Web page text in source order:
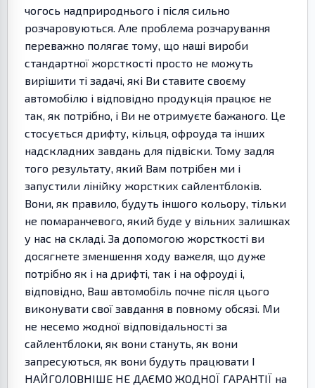
чогось надприроднього і після сильно
розчаровуються. Але проблема розчарування
переважно полягає тому, що наші вироби
стандартної жорсткості просто не можуть
вирішити ті задачі, які Ви ставите своєму
автомобілю і відповідно продукція працює не
так, як потрібно, і Ви не отримуєте бажаного. Це
стосується дрифту, кільця, офроуда та інших
надскладних завдань для підвіски. Тому задля
того результату, який Вам потрібен ми і
запустили лінійку жорстких сайлентблоків.
Вони, як правило, будуть іншого кольору, тільки
не помаранчевого, який буде у вільних залишках
у нас на складі. За допомогою жорсткості ви
досягнете зменшення ходу важеля, що дуже
потрібно як і на дрифті, так і на офроуді і,
відповідно, Ваш автомобіль почне після цього
виконувати свої завдання в повному обсязі. Ми
не несемо жодної відповідальності за
сайлентблоки, як вони стануть, як вони
запресуються, як вони будуть працювати І
НАЙГОЛОВНІШЕ НЕ ДАЄМО ЖОДНОЇ ГАРАНТІЇ на